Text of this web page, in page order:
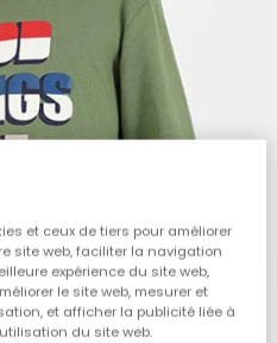
et ceux de tiers pour améliorer
site web, faciliter la navigation
expérience du site web,
le site web, mesurer et
et afficher la publicité liée à
du site web.